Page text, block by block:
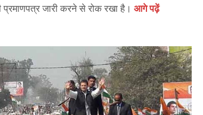
जारी करने से रोक रखा है। आगे पढ़ें